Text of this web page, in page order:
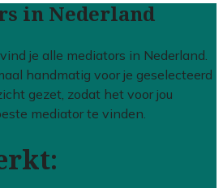
in Nederland
je alle mediators in Nederland.
handmatig voor je geselecteerd
gezet, zodat het voor jou
mediator te vinden.